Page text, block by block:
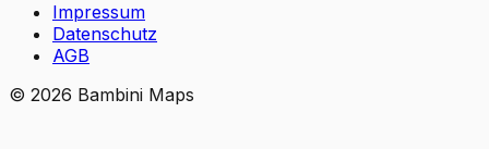
Impressum
Datenschutz
AGB
© 2026 Bambini Maps